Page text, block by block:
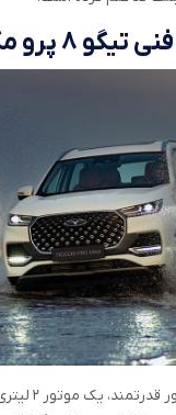
۸ پرو مکس
یک موتور ۲ لیتری توربو